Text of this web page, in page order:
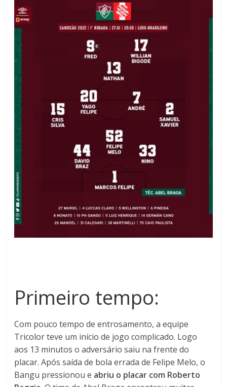
Primeiro tempo:
Com pouco tempo de entrosamento, a equipe
Tricolor teve um início de jogo complicado. Logo
aos 13 minutos o adversário saiu na frente do
placar. Após saída de bola errada de Felipe Melo, o
Bangu pressionou e abriu o placar com Roberto